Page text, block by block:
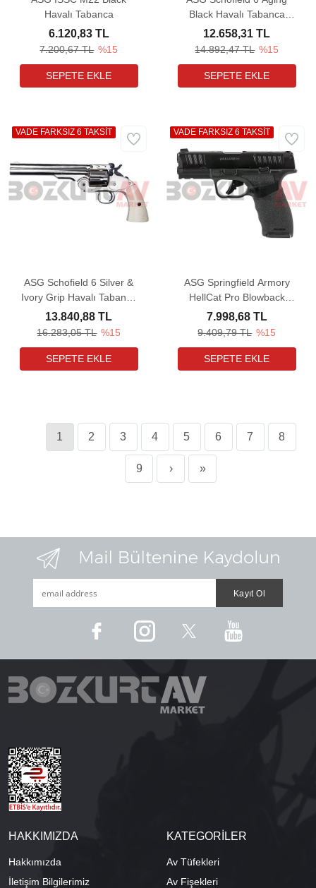
Havalı Tabanca
7.200,67 TL %15
6.120,83 TL
Black Havalı Tabanca
(Pellet)
14.892,47 TL %15
12.658,31 TL
ASG Schofield 6 Silver &
Ivory Grip Havalı Tabanca
(Pellet)
16.283,05 TL %15
13.840,88 TL
VADE FARKSIZ 6 TAKSİT
ASG Springfield Armory
HellCat Pro Blowback
Havalı Tabanca
9.409,79 TL %15
7.998,68 TL
VADE FARKSIZ 6 TAKSİT
1 2 3 4 5 6 7 8
9 › »
HAKKIMIZDA
Hakkımızda
İletişim Bilgilerimiz
KATEGORİLER
Av Tüfekleri
Av Fişekleri